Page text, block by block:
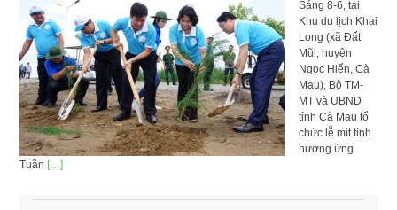
Sáng 8-6, tại
Khu du lịch Khai
Long (xã Đất
Mũi, huyện
Ngọc Hiển, Cà
Mau), Bộ TM-
MT và UBND
tỉnh Cà Mau tổ
chức lễ mít tinh
hưởng ứng
Tuần […]